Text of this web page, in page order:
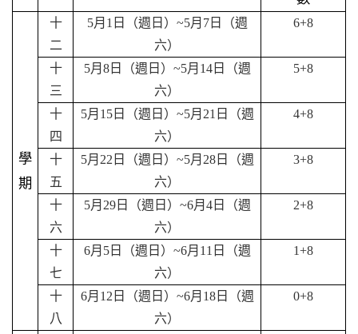
學
期
十
二
5月 1 日（週日） ~5月 7日（週
六）
6+8
十
三
5月 8日（週日） ~5月 14日（週
六）
5+8
十
四
5月 15日（週日） ~5月 21 日（週
六）
4+8
十
五
5月 22 日（週日） ~5月 28日（週
六）
3+8
十
六
5月 29日（週日） ~6月 4日（週
六）
2+8
十
七
6月 5日（週日） ~6月 11 日（週
六）
1+8
十
八
6月 12 日（週日） ~6月 18日（週
六）
0+8